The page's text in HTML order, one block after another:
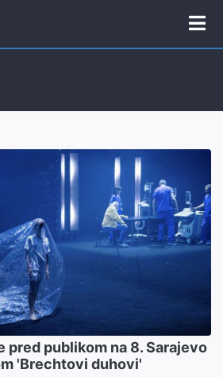
pred publikom na 8. Sarajevo
'Brechtovi duhovi'